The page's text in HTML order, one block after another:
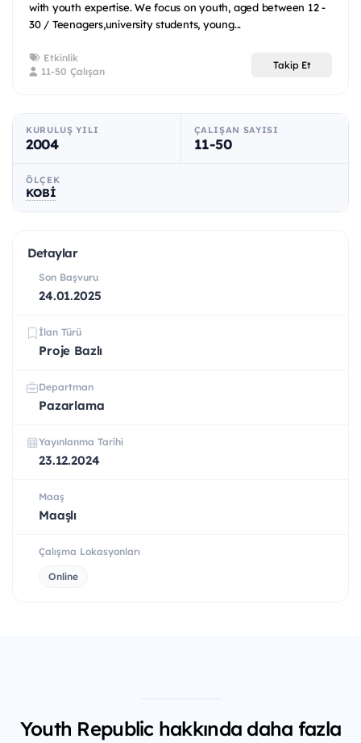
with youth expertise. We focus on youth, aged between 12 -
30 / Teenagers,university students, young...
Etkinlik
11-50 Çalışan
Takip Et
KURULUŞ YILI
2004
ÇALIŞAN SAYISI
11-50
ÖLÇEK
KOBİ
Detaylar
Son Başvuru
24.01.2025
İlan Türü
Proje Bazlı
Departman
Pazarlama
Yayınlanma Tarihi
23.12.2024
Maaş
Maaşlı
Çalışma Lokasyonları
Online
Youth Republic hakkında daha fazla